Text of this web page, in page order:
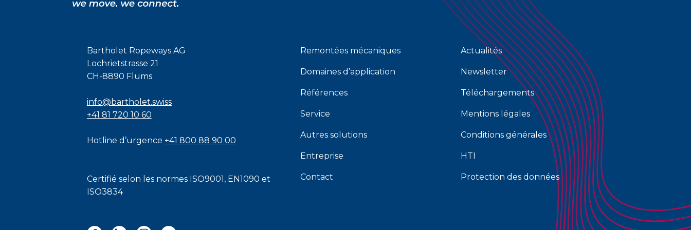
Bartholet Ropeways AG
Lochrietstrasse 21
CH-8890 Flums
info@bartholet.swiss
+41 81 720 10 60
Hotline d’urgence +41 800 88 90 00
Certifié selon les normes ISO9001 , EN1090 et
ISO3834
Remontées mécaniques
Domaines d’application
Références
Service
Autres solutions
Entreprise
Contact
Actualités
Newsletter
Téléchargements
Mentions légales
Conditions générales
HTI
Protection des données